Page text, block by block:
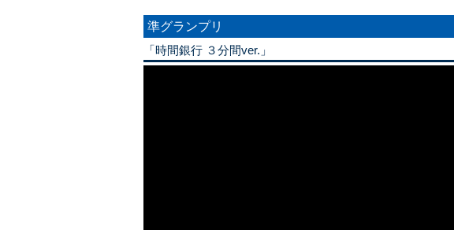
準グランプリ
「時間銀行 ３分間ver.」